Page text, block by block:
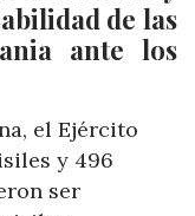
de las
ante los
el Ejército
y 496
ser